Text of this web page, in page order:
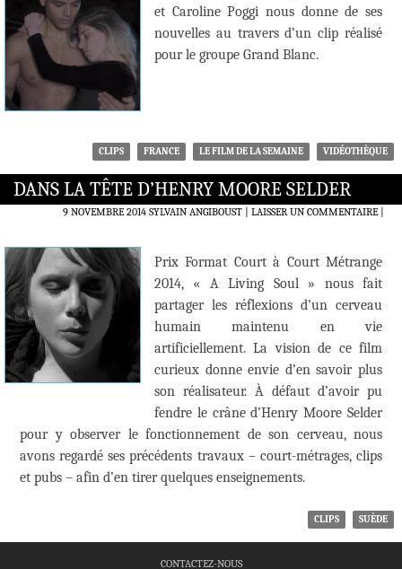
et Caroline Poggi nous donne de ses
nouvelles au travers d’un clip réalisé
pour le groupe Grand Blanc.
CLIPS FRANCE LE FILM DE LA SEMAINE VIDÉOTHÈQUE
DANS LA TÊTE D’HENRY MOORE SELDER
9 NOVEMBRE 2014 SYLVAIN ANGIBOUST LAISSER UN COMMENTAIRE|
Prix Format Court à Court Métrange
2014, « A Living Soul » nous fait
partager les réflexions d’un cerveau
humain maintenu en vie
artificiellement. La vision de ce film
curieux donne envie d’en savoir plus
son réalisateur. À défaut d’avoir pu
fendre le crâne d’Henry Moore Selder
pour y observer le fonctionnement de son cerveau, nous
avons regardé ses précédents travaux – court-métrages, clips
et pubs – afin d’en tirer quelques enseignements.
CLIPS SUÈDE
CONTACTEZ-NOUS